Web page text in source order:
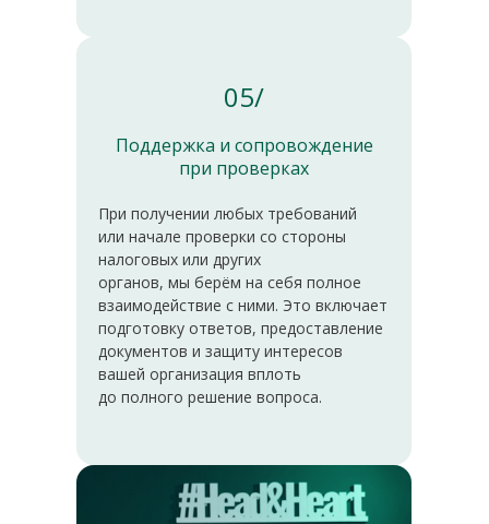
05/
Поддержка и сопровождение
при проверках
При получении любых требований
или начале проверки со стороны
налоговых или других
органов, мы берём на себя полное
взаимодействие с ними. Это включает
подготовку ответов, предоставление
документов и защиту интересов
вашей организация вплоть
до полного решение вопроса.